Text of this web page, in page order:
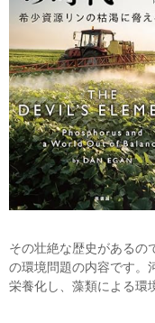
その壮絶な歴史があるの
の環境問題の内容です。
栄養化し、藻類による環